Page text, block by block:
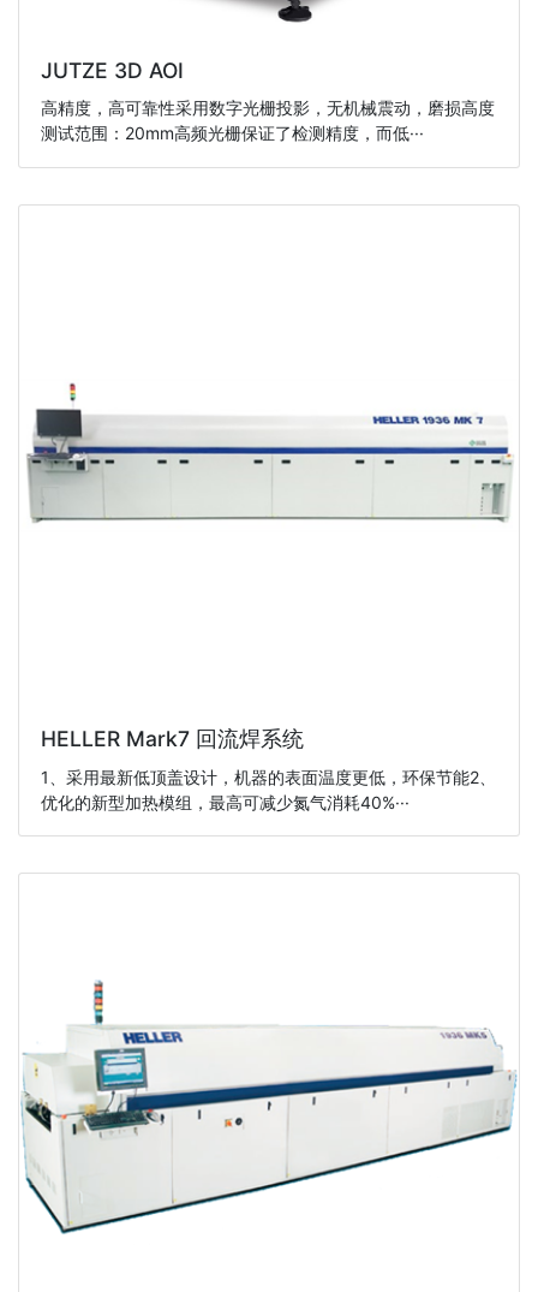
JUTZE 3D AOI
高精度，高可靠性采用数字光栅投影，无机械震动，磨损高度
测试范围：20mm高频光栅保证了检测精度，而低···
HELLER Mark7 回流焊系统
1、采用最新低顶盖设计，机器的表面温度更低，环保节能2、
优化的新型加热模组，最高可减少氮气消耗40%···